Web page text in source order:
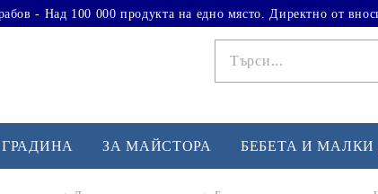
- Над 100 000 продукта на едно място. Директно от
ЗА МАЙСТОРА БЕБЕТА И МАЛКИ